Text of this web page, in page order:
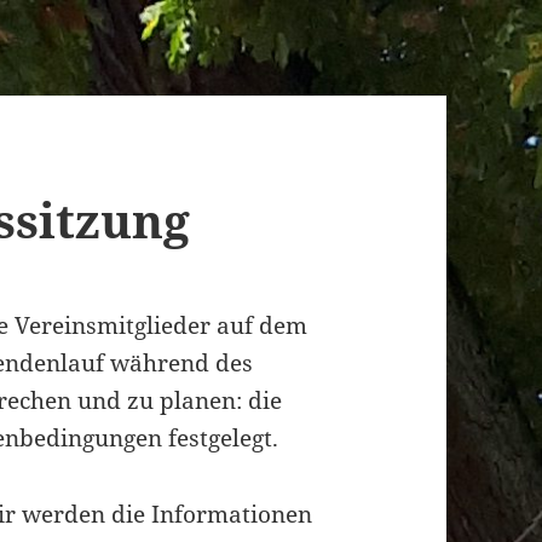
Vereinsmitglieder auf dem
während des
und zu planen: die
festgelegt.
werden die Informationen